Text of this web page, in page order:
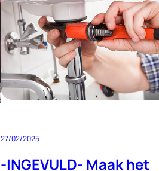
27/02/2025
-INGEVULD- Maak het